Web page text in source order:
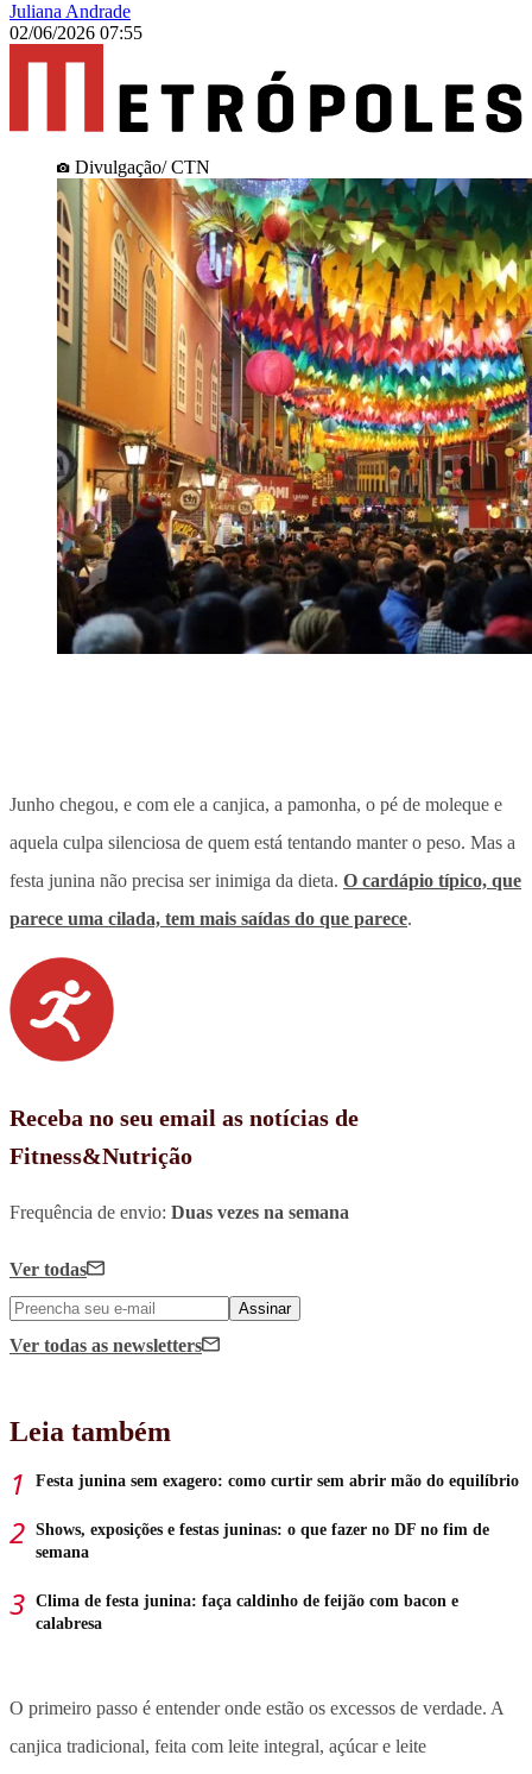
Juliana Andrade
02/06/2026 07:55
Divulgação/ CTN
Junho chegou, e com ele a canjica, a pamonha, o pé de moleque e
aquela culpa silenciosa de quem está tentando manter o peso. Mas a
festa junina não precisa ser inimiga da dieta. O cardápio típico, que
parece uma cilada, tem mais saídas do que parece.
Receba no seu email as notícias de
Fitness&Nutrição
Frequência de envio: Duas vezes na semana
Ver todas
Assinar
Ver todas as newsletters
Leia também
Festa junina sem exagero: como curtir sem abrir mão do equilíbrio
Shows, exposições e festas juninas: o que fazer no DF no fim de
semana
Clima de festa junina: faça caldinho de feijão com bacon e
calabresa
O primeiro passo é entender onde estão os excessos de verdade. A
canjica tradicional, feita com leite integral, açúcar e leite